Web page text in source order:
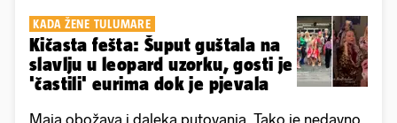
KADA ŽENE TULUMARE
Kičasta fešta: Šuput guštala na
slavlju u leopard uzorku, gosti je
'častili' eurima dok je pjevala
Maja obožava i daleka putovanja. Tako je nedavno